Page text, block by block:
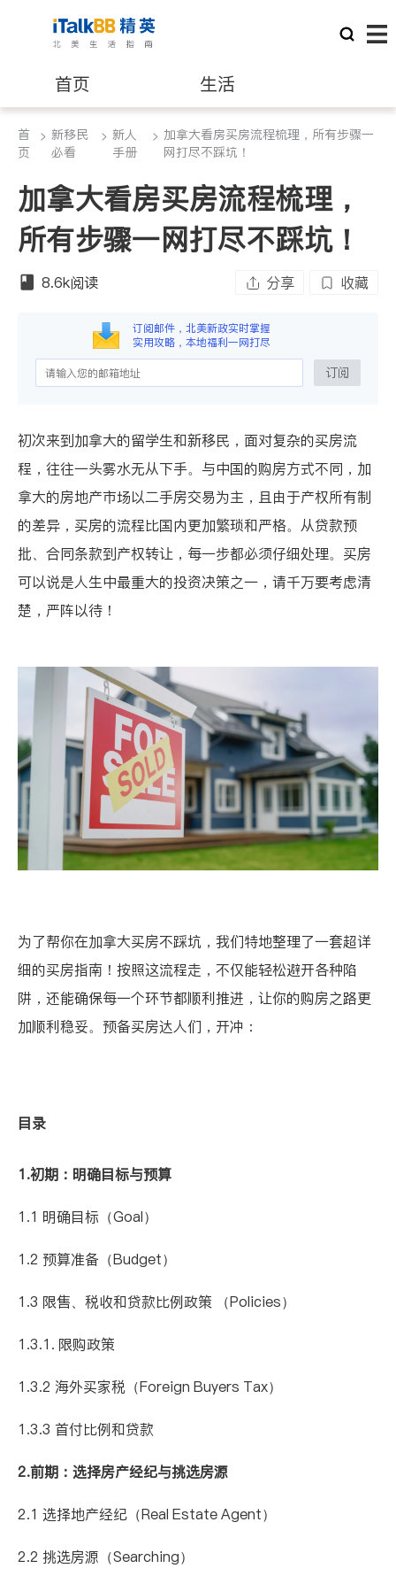
首页 生活
医生 律师
保险理财 房地产租售
银行贷款 会计师
首
页
> 新移民
必看
> 新人
手册
> 加拿大看房买房流程梳理，所有步骤一
网打尽不踩坑！
加拿大看房买房流程梳理，
所有步骤一网打尽不踩坑！
8.6k阅读 分享 收藏
订阅邮件，北美新政实时掌握
实用攻略，本地福利一网打尽
订阅
初次来到加拿大的留学生和新移民，面对复杂的买房流
程，往往一头雾水无从下手。与中国的购房方式不同，加
拿大的房地产市场以二手房交易为主，且由于产权所有制
的差异，买房的流程比国内更加繁琐和严格。从贷款预
批、合同条款到产权转让，每一步都必须仔细处理。买房
可以说是人生中最重大的投资决策之一，请千万要考虑清
楚，严阵以待！
为了帮你在加拿大买房不踩坑，我们特地整理了一套超详
细的买房指南！按照这流程走，不仅能轻松避开各种陷
阱，还能确保每一个环节都顺利推进，让你的购房之路更
加顺利稳妥。预备买房达人们，开冲：
目录
1.初期：明确目标与预算
1.1 明确目标（Goal）
1.2 预算准备（Budget）
1.3 限售、税收和贷款比例政策 （Policies）
1.3.1. 限购政策
1.3.2 海外买家税（Foreign Buyers Tax）
1.3.3 首付比例和贷款
2.前期：选择房产经纪与挑选房源
2.1 选择地产经纪（Real Estate Agent）
2.2 挑选房源（Searching）